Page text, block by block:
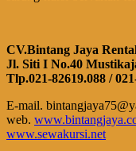
CV.Bintang Jaya
Jl. Siti I No.40
Tlp.021-82619.088 /
E-mail.
web.
www.sewakursi.net